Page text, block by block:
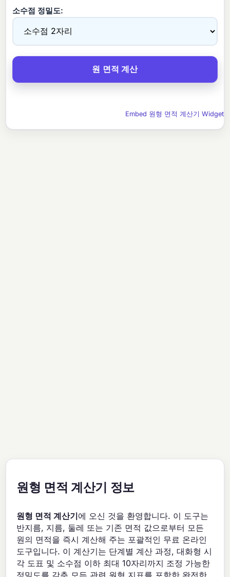
소수점 정밀도:
Embed 원형 면적 계산기 Widget
원형 면적 계산기 정보
원형 면적 계산기에 오신 것을 환영합니다. 이 도구는
반지름, 지름, 둘레 또는 기존 면적 값으로부터 모든
원의 면적을 즉시 계산해 주는 포괄적인 무료 온라인
도구입니다. 이 계산기는 단계별 계산 과정, 대화형 시
각 도표 및 소수점 이하 최대 10자리까지 조정 가능한